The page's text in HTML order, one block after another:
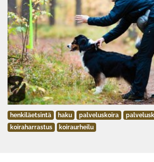
henkiläetsintä haku palveluskoira
koiraharrastus
koiraurheilu